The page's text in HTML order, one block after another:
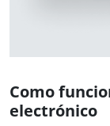
Como
electrónico